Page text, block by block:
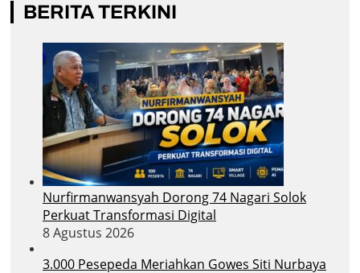
BERITA TERKINI
Nurfirmanwansyah Dorong 74 Nagari Solok
Perkuat Transformasi Digital
8 Agustus 2026
3.000 Pesepeda Meriahkan Gowes Siti Nurbaya